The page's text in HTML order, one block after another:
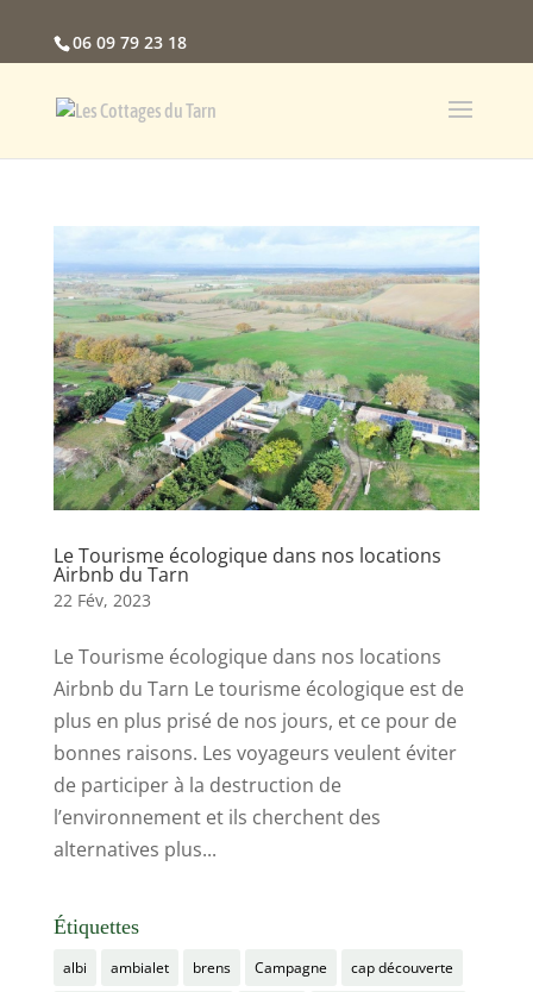
06 09 79 23 18
Le Tourisme écologique dans nos locations
Airbnb du Tarn
22 Fév, 2023
Le Tourisme écologique dans nos locations
Airbnb du Tarn Le tourisme écologique est de
plus en plus prisé de nos jours, et ce pour de
bonnes raisons. Les voyageurs veulent éviter
de participer à la destruction de
l’environnement et ils cherchent des
alternatives plus...
Étiquettes
albi ambialet brens Campagne cap découverte